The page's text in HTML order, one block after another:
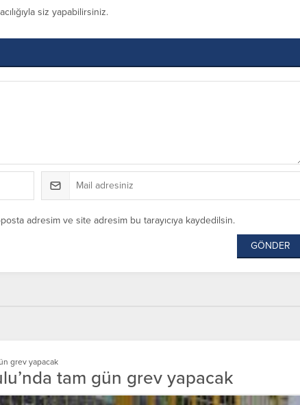
siz yapabilirsiniz.
adresim ve site adresim bu tarayıcıya kaydedilsin.
grev yapacak
tam gün grev yapacak